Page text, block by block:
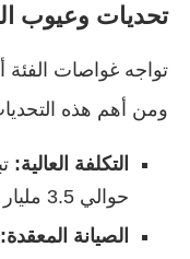
تحديات وعيوب
تواجه غواصات الفئة
ومن أهم هذه
التكلفة العالية:
حوالي 3.5 مليار دولار.
الصيانة المعقدة: